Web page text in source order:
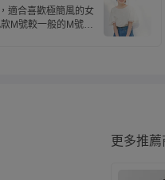
適合喜歡極簡風的女
M號較一般的M號
更多推薦